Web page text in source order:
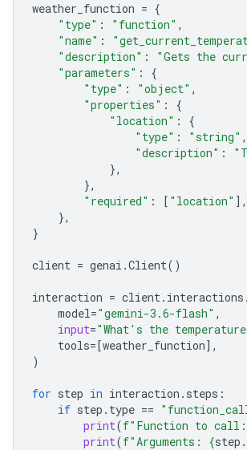
weather_function = {
"type" : "function" ,
"name" :
"description" :
"Gets the
"parameters" :
{
"type" : "object" ,
"properties" :
{
"location" :
{
"type" : "string" ,
"description" :
},
},
"required" : [ "location" ],
},
}
client = genai .Client()
interaction = client. interactions .
model="gemini-3.6-flash" ,
input="What's the
tools=[weather_function],
)
for step in interaction . steps :
if step . type ==
print(f"Function to call:
print(f"Arguments: {step .